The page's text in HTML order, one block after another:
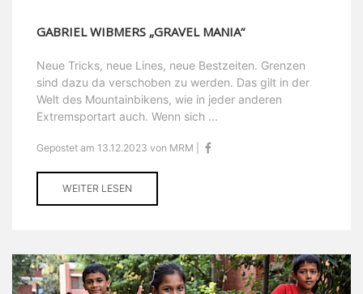
GABRIEL WIBMERS „GRAVEL MANIA“
Neue Tricks, neue Lines, neue Bestzeiten. Grenzen
sind dazu da verschoben zu werden. Das gilt in der
Welt des Mountainbikens, wie in jeder anderen
Extremsportart auch. Wenn sich ...
Gepostet am 13.12.2023 von MRM |
WEITER LESEN